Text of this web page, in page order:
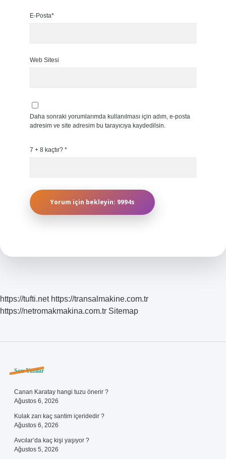
E-Posta*
Web Sitesi
Daha sonraki yorumlarımda kullanılması için adım, e-posta
adresim ve site adresim bu tarayıcıya kaydedilsin.
7 + 8 kaçtır? *
https://tufti.net https://transalmakine.com.tr
https://netromakmakina.com.tr Sitemap
Sidebar
Son Yazılar
Canan Karatay hangi tuzu önerir ?
Ağustos 6, 2026
Kulak zarı kaç santim içeridedir ?
Ağustos 6, 2026
Avcılar’da kaç kişi yaşıyor ?
Ağustos 5, 2026